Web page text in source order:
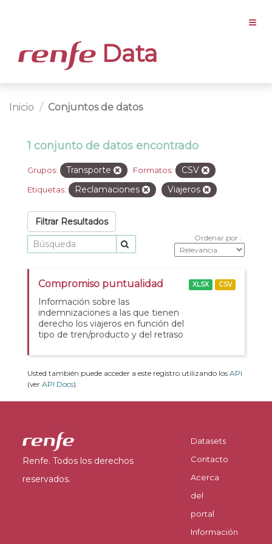
Data
Inicio Conjuntos de datos
1 conjunto de datos encontrado
Grupos: Transporte Formatos: CSV
Etiquetas: Reclamaciones Viajeros
Filtrar Resultados
Ordenar por
Compromiso puntualidad
Información sobre las
indemnizaciones a las que tienen
derecho los viajeros en función del
tipo de tren/producto y del retraso
XLSX CSV
Usted también puede acceder a este registro utilizando los API
(ver API Docs).
Renfe. Todos los derechos
reservados.
Datasets
Contacto
Acerca
del
portal
Información